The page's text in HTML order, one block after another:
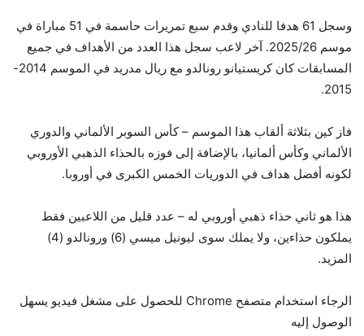
وسجل 61 هدفا للنادي وقدم سبع تمريرات حاسمة في 51 مباراة في
موسم 2025/26. آخر لاعب سجل هذا العدد من الأهداف في جميع
المسابقات كان كريستيانو رونالدو مع ريال مدريد في الموسم 2014-
2015.
فاز كين بثلاثة ألقاب هذا الموسم – كأس السوبر الألماني والدوري
الألماني وكأس ألمانيا، بالإضافة إلى فوزه بالحذاء الذهبي الأوروبي
لكونه أفضل هداف في الدوريات الخمس الكبرى في أوروبا.
هذا هو ثاني حذاء ذهبي أوروبي له – عدد قليل من اللاعبين فقط
يملكون حذاءين، ولا يملك سوى ليونيل ميسي (6) ورونالدو (4)
المزيد.
الرجاء استخدام متصفح Chrome للحصول على مشغل فيديو يسهل
الوصول إليه